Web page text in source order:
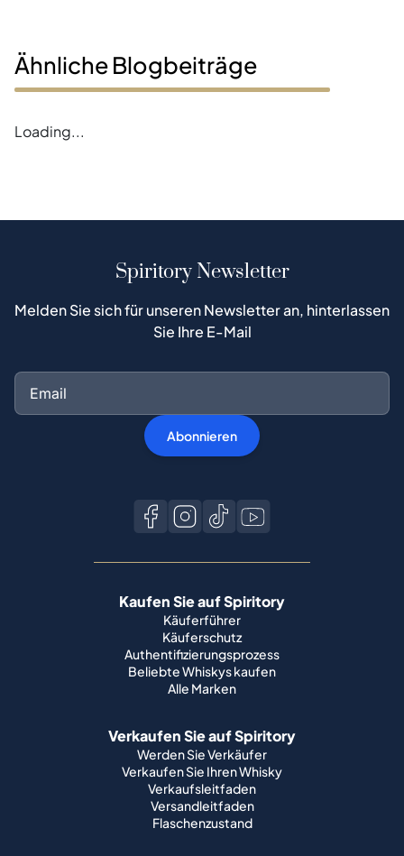
Ähnliche Blogbeiträge
Error loading magazines
Spiritory Newsletter
Melden Sie sich für unseren Newsletter an, hinterlassen
Sie Ihre E-Mail
Abonnieren
Kaufen Sie auf Spiritory
Käuferführer
Käuferschutz
Authentifizierungsprozess
Beliebte Whiskys kaufen
Alle Marken
Verkaufen Sie auf Spiritory
Werden Sie Verkäufer
Verkaufen Sie Ihren Whisky
Verkaufsleitfaden
Versandleitfaden
Flaschenzustand